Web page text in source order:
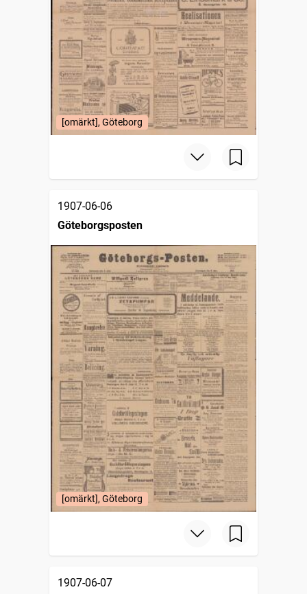
[omärkt], Göteborg
1907-06-06
Göteborgsposten
[omärkt], Göteborg
1907-06-07